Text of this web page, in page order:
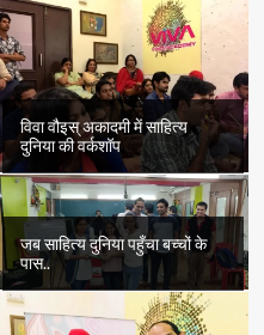
विवा वौइस् अकादमी में साहित्य
दुनिया की वर्कशॉप
जब साहित्य दुनिया पहुँचा बच्चों के
पास..